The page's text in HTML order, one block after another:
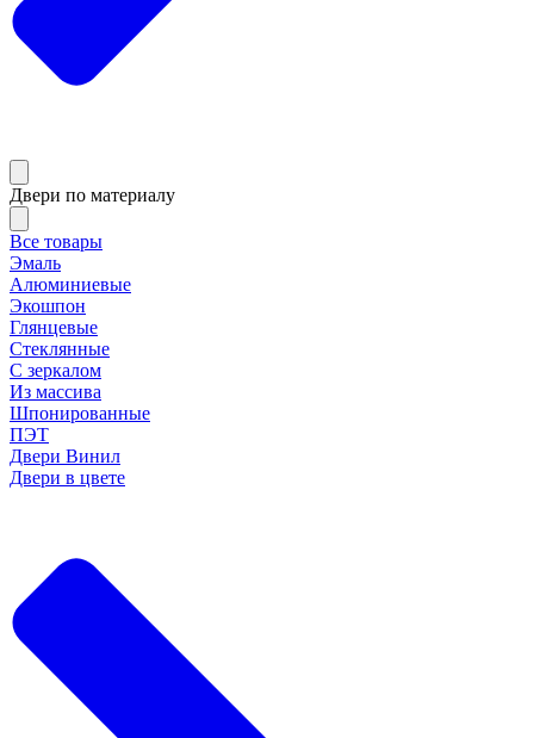
Двери по материалу
Все товары
Эмаль
Алюминиевые
Экошпон
Глянцевые
Стеклянные
С зеркалом
Из массива
Шпонированные
ПЭТ
Двери Винил
Двери в цвете